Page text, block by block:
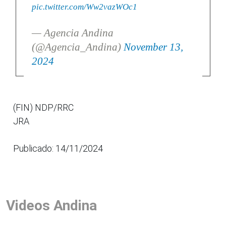
pic.twitter.com/Ww2vazWOc1
— Agencia Andina
(@Agencia_Andina) November 13,
2024
(FIN) NDP/RRC
JRA
Publicado: 14/11/2024
Videos Andina